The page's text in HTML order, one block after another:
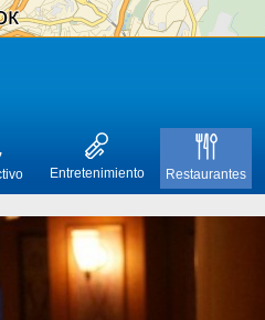
Entretenimiento Restaurantes